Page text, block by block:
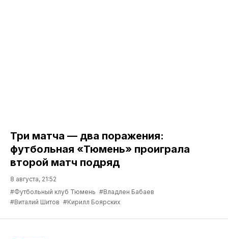
Три матча — два поражения:
футбольная «Тюмень» проиграла
второй матч подряд
8 августа, 21:52
#Футбольный клуб Тюмень #Владлен Бабаев
#Виталий Шитов #Кирилл Боярских